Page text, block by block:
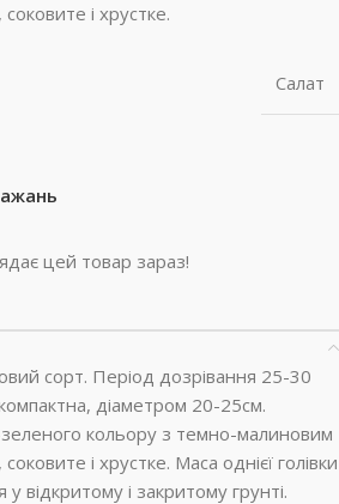
і хрустке.
Салат
цей товар зараз!
сорт. Період дозрівання 25-30
діаметром 20-25см.
кольору з темно-малиновим
і хрустке. Маса однієї голівки
відкритому і закритому грунті.